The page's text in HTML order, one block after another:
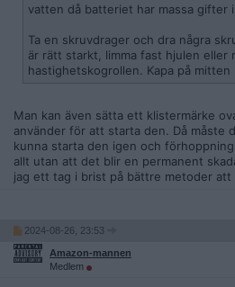
vatten då batteriet har massa gifter
Ta en skruvdrager och dra några
är rätt starkt, limma fast hjulen eller
hastighetskogrollen. Kapa på mitten
Man kan även sätta ett klistermärke
använder för att starta den. Då måste
kunna starta den igen och
allt utan att det blir en permanent
jag ett tag i brist på bättre metoder att
2024-08-26, 23:53
Amazon-mannen
Medlem